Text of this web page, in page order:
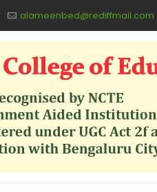
alameenbed@rediffmail.com